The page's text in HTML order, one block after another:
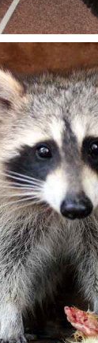
Oktober 2016
Waschbär